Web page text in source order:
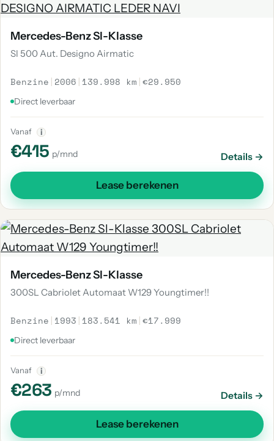
Mercedes-Benz Sl-Klasse
Sl 500 Aut. Designo Airmatic
Benzine | 2006 | 139.998 km |€29.950
Direct leverbaar
Vanaf i
€415 p/mnd Details →
Lease berekenen
Mercedes-Benz Sl-Klasse
300SL Cabriolet Automaat W129 Youngtimer!!
Benzine | 1993 | 183.541 km |€17.999
Direct leverbaar
Vanaf i
€263 p/mnd Details →
Lease berekenen